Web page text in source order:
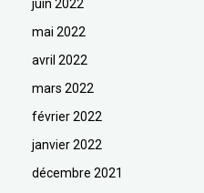
juin 2022
mai 2022
avril 2022
mars 2022
février 2022
janvier 2022
décembre 2021